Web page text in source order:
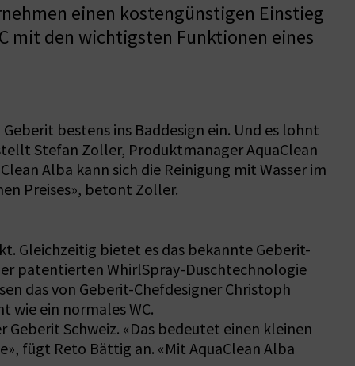
einen kostengünstigen Einstieg
mit den wichtigsten Funktionen eines
bestens ins Baddesign ein. Und es lohnt
Stefan Zoller, Produktmanager AquaClean
Alba kann sich die Reinigung mit Wasser im
Preises», betont Zoller.
Gleichzeitig bietet es das bekannte Geberit-
patentierten WhirlSpray-Duschtechnologie
das von Geberit-Chefdesigner Christoph
wie ein normales WC.
Schweiz. «Das bedeutet einen kleinen
fügt Reto Bättig an. «Mit AquaClean Alba